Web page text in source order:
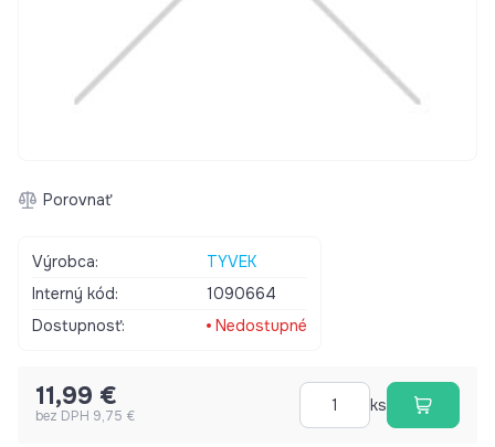
Porovnať
Výrobca:
TYVEK
Interný kód:
1090664
Dostupnosť:
Nedostupné
11,99 €
bez DPH 9,75 €
ks